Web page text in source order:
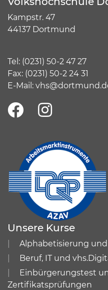
Kampstr. 47
44137 Dortmund
Tel: (0231) 50-2 47 27
Fax: (0231) 50-2 24 31
E-Mail:
Unsere Kurse
Alphabetisierung
Beruf, IT und
Einbürgerungstest
Zertifikatsprüfungen